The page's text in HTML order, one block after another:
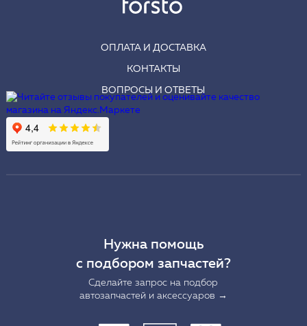
ОПЛАТА И ДОСТАВКА
КОНТАКТЫ
ВОПРОСЫ И ОТВЕТЫ
Нужна помощь
с подбором запчастей?
Сделайте запрос на подбор
автозапчастей и аксессуаров →